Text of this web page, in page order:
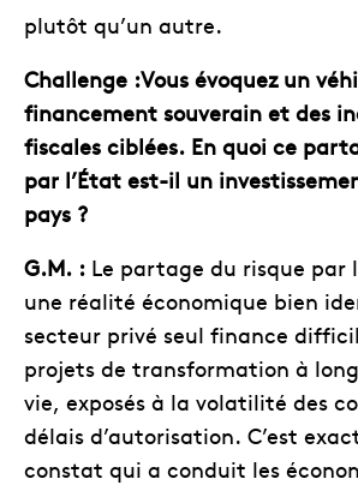
plutôt qu’un autre.
Challenge :Vous évoquez un
financement souverain et des
fiscales ciblées. En quoi ce
par l’État est-il un
pays ?
G.M. : Le partage du risque par
une réalité économique bien
secteur privé seul finance
projets de transformation à
vie, exposés à la volatilité des
délais d’autorisation. C’est
constat qui a conduit les